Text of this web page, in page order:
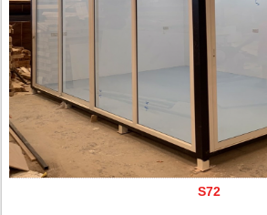
S72